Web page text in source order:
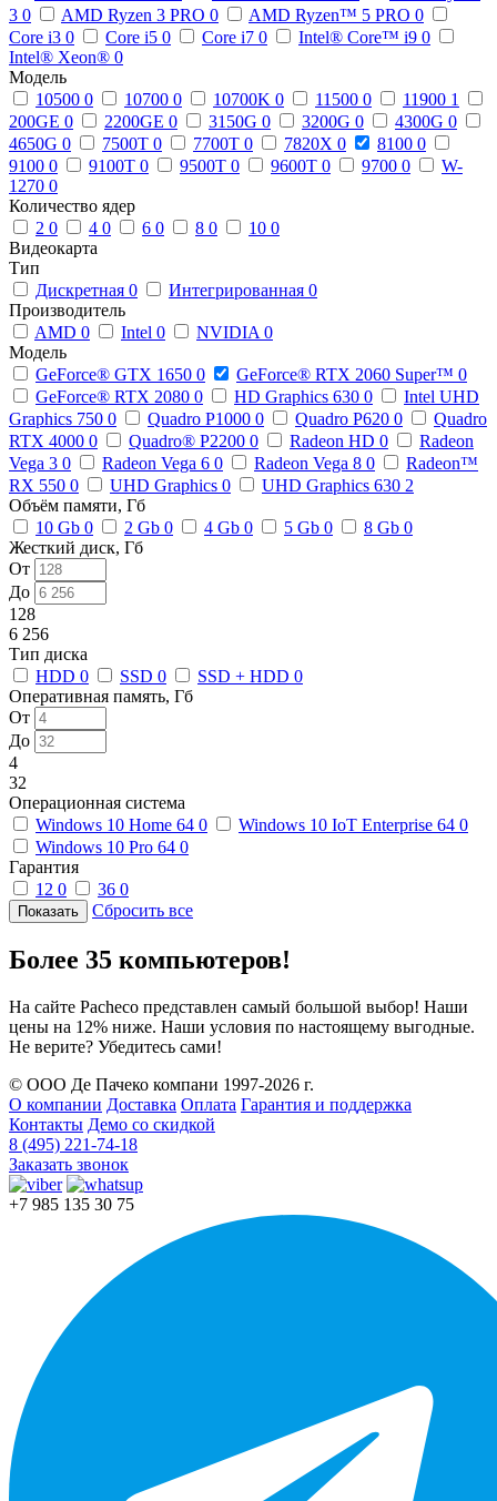
3 0 AMD Ryzen 3 PRO 0 AMD Ryzen™ 5 PRO 0
Core i3 0 Core i5 0 Core i7 0 Intel® Core™ i9 0
Intel® Xeon® 0
Модель
10500 0 10700 0 10700K 0 11500 0 11900 1
200GE 0 2200GE 0 3150G 0 3200G 0 4300G 0
4650G 0 7500T 0 7700T 0 7820X 0 8100 0
9100 0 9100T 0 9500T 0 9600T 0 9700 0
W-
1270 0
Количество ядер
2 0 4 0 6 0 8 0 10 0
Видеокарта
Тип
Дискретная 0 Интегрированная 0
Производитель
AMD 0 Intel 0 NVIDIA 0
Модель
GeForce® GTX 1650 0 GeForce® RTX 2060 Super™ 0
GeForce® RTX 2080 0 HD Graphics 630 0
Intel UHD
Graphics 750 0 Quadro P1000 0 Quadro P620 0
Quadro
RTX 4000 0 Quadro® P2200 0 Radeon HD 0
Radeon
Vega 3 0 Radeon Vega 6 0 Radeon Vega 8 0
Radeon™
RX 550 0 UHD Graphics 0 UHD Graphics 630 2
Объём памяти, Гб
10 Gb 0 2 Gb 0 4 Gb 0 5 Gb 0 8 Gb 0
Жесткий диск, Гб
От
До
128
6 256
Тип диска
HDD 0 SSD 0 SSD + HDD 0
Оперативная память, Гб
От
До
4
32
Операционная система
Windows 10 Home 64 0 Windows 10 IoT Enterprise 64 0
Windows 10 Pro 64 0
Гарантия
12 0 36 0
Сбросить все
Более 35 компьютеров!
На сайте Pacheco представлен самый большой выбор! Наши
цены на 12% ниже. Наши условия по настоящему выгодные.
Не верите? Убедитесь сами!
© ООО Де Пачеко компани 1997-2026 г.
О компании Доставка Оплата Гарантия и поддержка
Контакты Демо со скидкой
8 (495) 221-74-18
Заказать звонок
+7 985 135 30 75